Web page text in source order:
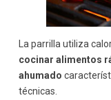
La parrilla utiliza
cocinar alimentos
ahumado
técnicas.